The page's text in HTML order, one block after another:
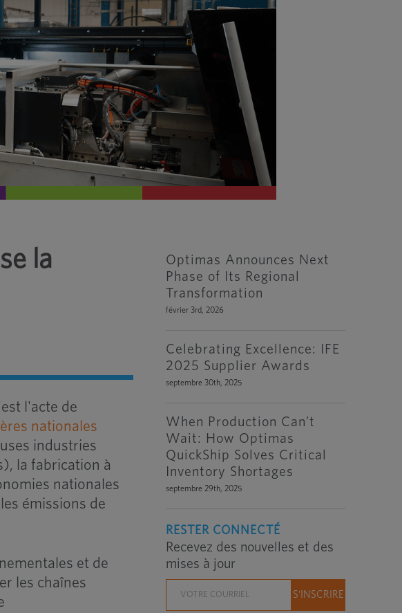
la
l'acte de
nationales
industries
la fabrication à
nationales
émissions de
et de
les chaînes
Optimas Announces Next
Phase of Its Regional
Transformation
février 3rd, 2026
Celebrating Excellence: IFE
2025 Supplier Awards
septembre 30th, 2025
When Production Can’t
Wait: How Optimas
QuickShip Solves Critical
Inventory Shortages
septembre 29th, 2025
RESTER CONNECTÉ
Recevez des nouvelles et des
mises à jour